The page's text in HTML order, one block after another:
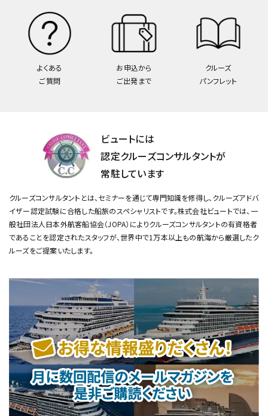
よくある
ご質問
お申込から
ご出発まで
クルーズ
パンフレット
ビュートには
認定クルーズコンサルタントが
常駐しています
クルーズコンサルタントとは、セミナーを通じて専門知識を修得し、クルーズアドバ
イザー認定試験に合格した船旅のスペシャリストです。株式会社ビュートでは、一
般社団法人日本外航客船協会（JOPA）によりクルーズコンサルタントの有資格者
であることを認定されたスタッフが、世界中で1万本以上もの航海から厳選したク
ルーズをご提案いたします。